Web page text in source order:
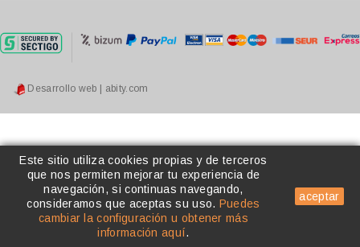
Este sitio utiliza cookies propias y de terceros
que nos permiten mejorar tu experiencia de
navegación, si continuas navegando,
consideramos que aceptas su uso. Puedes
cambiar la configuración u obtener más
información aquí.
aceptar
Desarrollo web | abity.com